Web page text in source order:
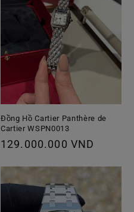
Đồng Hồ Cartier Panthère de
Cartier WSPN0013
Giá
thường
129.000.000 VND